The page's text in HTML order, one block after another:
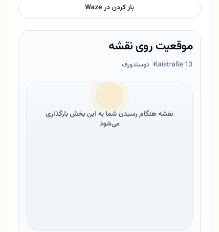
باز کردن در Waze
موقعیت روی نقشه
Kaistraße 13· دوسلدورف
نقشه هنگام رسیدن شما به این بخش بارگذاری
می‌شود